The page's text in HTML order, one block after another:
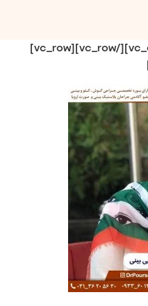
[vc_row][vc_column][/vc_column][/vc_row][vc_row]